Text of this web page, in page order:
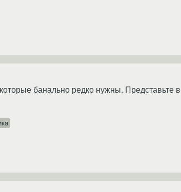
банально редко нужны. Представьте